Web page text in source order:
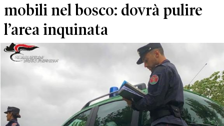
mobili nel bosco: dovrà pulire
l’area inquinata